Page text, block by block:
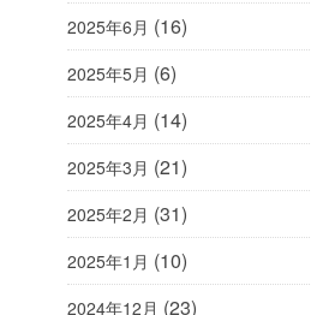
2025年6月 (16)
2025年5月 (6)
2025年4月 (14)
2025年3月 (21)
2025年2月 (31)
2025年1月 (10)
2024年12月 (23)